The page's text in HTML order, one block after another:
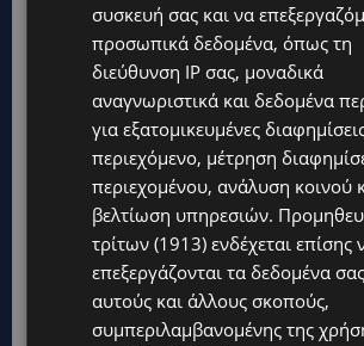
Topics
UPDATES
ΦΕΙΔΙΑΣ ΠΑΝΑΓΙΩΤΟΥ: Η εμφάνισή του στην
Ισαάκ και Σολωμού προκάλεσε αντιδράσεις
τους νεκρούς»-(Φώτο)
UPDATES
ΔΗΜΟΣ ΛΑΤΣΙΩΝ – ΓΕΡΙΟΥ: Πάνω από 8.000
των Δομών Ανηλίκων – Ζητούν γραπτή
συσκευή σας και να
προσωπικά δεδομένα, όπως τη
διεύθυνση IP σας, μοναδικά
αναγνωριστικά και δεδομένα
για εξατομικευμένες
περιεχόμενο, μέτρηση
περιεχομένου, ανάλυση κοινού
βελτίωση υπηρεσιών.
τρίτων (1913) ενδέχεται επίσης
επεξεργάζονται τα δεδομένα
αυτούς και άλλους σκοπούς,
συμπεριλαμβανομένης της